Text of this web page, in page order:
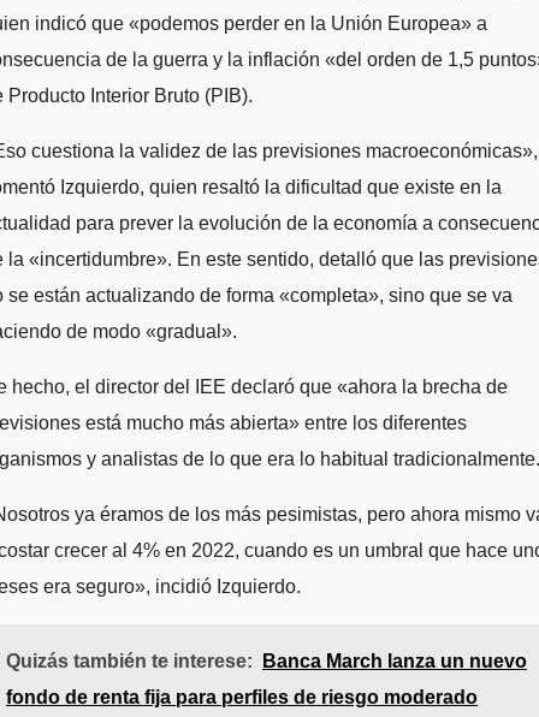
indicó que «podemos perder en la Unión Europea» a
de la guerra y la inflación «del orden de 1,5
Producto Interior Bruto (PIB).
cuestiona la validez de las previsiones macroeconómicas»,
Izquierdo, quien resaltó la dificultad que existe en la
para prever la evolución de la economía a
la «incertidumbre». En este sentido, detalló que las
se están actualizando de forma «completa», sino que se va
de modo «gradual».
hecho, el director del IEE declaró que «ahora la brecha de
está mucho más abierta» entre los diferentes
y analistas de lo que era lo habitual tradicionalmente.
ya éramos de los más pesimistas, pero ahora mismo
crecer al 4% en 2022, cuando es un umbral que hace
era seguro», incidió Izquierdo.
Quizás también te interese:
Banca March lanza un nuevo
fondo de renta fija para perfiles de riesgo moderado